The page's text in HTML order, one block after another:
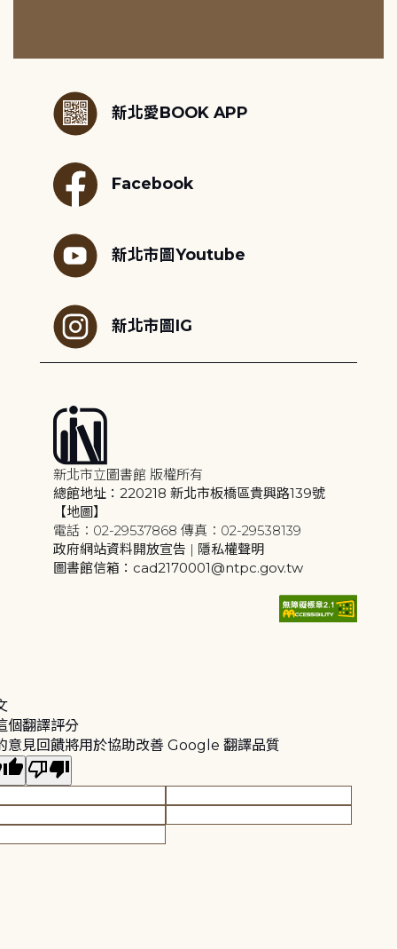
新北愛BOOK APP
Facebook
新北市圖Youtube
新北市圖IG
新北市立圖書館 版權所有
總館地址：220218 新北市板橋區貴興路139號
【地圖】
電話：02-29537868 傳真：02-29538139
政府網站資料開放宣告 | 隱私權聲明
圖書館信箱：cad2170001@ntpc.gov.tw
個翻譯評分
意見回饋將用於協助改善 Google 翻譯品質